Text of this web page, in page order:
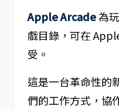
Apple Arcade為
戲目錄，可在
受。
這是一台革命性的
們的工作方式，協